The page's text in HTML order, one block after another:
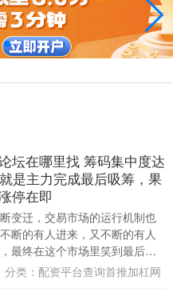
坛在哪里找 筹码集中度达
是主力完成最后吸筹，果
停在即
变迁，交易市场的运行机制也
断的有人进来，又不断的有人
最终在这个市场里笑到最后的
。神话一个接一个，传奇永不
分类： 配资平台查询首推加杠网